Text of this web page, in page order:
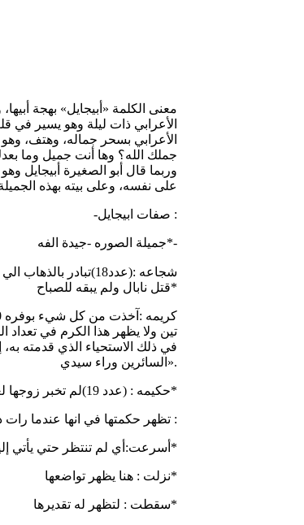
الأعرابي ذات ليلة وهو يسير
الأعرابي بسحر جماله، وهتف،
جملك الله؟ وها أنت جميل وما
وربما قال أبو الصغيرة أبيجايل
على نفسه، وعلى بيته بهذه الجميلة
-صفات ابيجايل :
جميلة الصوره -جيدة الفه*-
قتل نابال ولم يبقه للصباح*
تين ولا يظهر هذا الكرم في تعداد
في ذلك الاستحياء الذي قدمته
السائرين وراء سيدي».
حكيمه : (عدد 19)لم تخبر زوجها لعلمها أنه سيرفض وهذا سيعرض حياتهما بالخطر*
(عدد22)تظهر حكمتها في انها عندما رات داود :
أسرعت:أي لم تنتظر حتي يأتي إليها وهنا تظهر حكمتها لكي تعلن عن أحتياجها لداود*
نزلت : هنا يظهر تواضعها*
سقطت : لتظهر له تقديرها*